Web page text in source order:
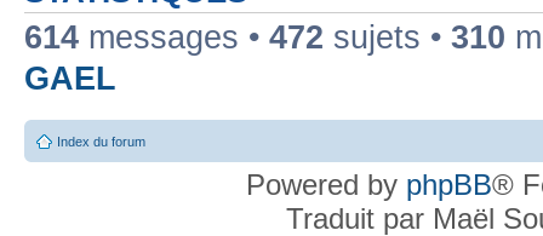
614 messages • 472 sujets • 310
GAEL
Index du forum
Powered by phpBB®
Traduit par Maël